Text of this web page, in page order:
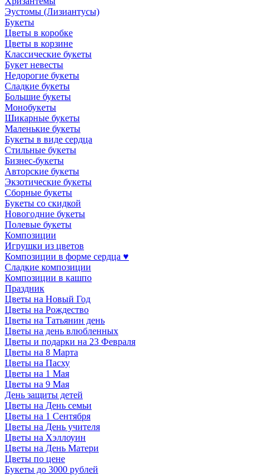
Эустомы (Лизиантусы)
Букеты
Цветы в коробке
Цветы в корзине
Классические букеты
Букет невесты
Недорогие букеты
Сладкие букеты
Большие букеты
Монобукеты
Шикарные букеты
Маленькие букеты
Букеты в виде сердца
Стильные букеты
Бизнес-букеты
Авторские букеты
Экзотические букеты
Сборные букеты
Букеты со скидкой
Новогодние букеты
Полевые букеты
Композиции
Игрушки из цветов
Композиции в форме сердца ♥
Сладкие композиции
Композиции в кашпо
Праздник
Цветы на Новый Год
Цветы на Рождество
Цветы на Татьянин день
Цветы на день влюбленных
Цветы и подарки на 23 Февраля
Цветы на 8 Марта
Цветы на Пасху
Цветы на 1 Мая
Цветы на 9 Мая
День защиты детей
Цветы на День семьи
Цветы на 1 Сентября
Цветы на День учителя
Цветы на Хэллоуин
Цветы на День Матери
Цветы по цене
Букеты до 3000 рублей